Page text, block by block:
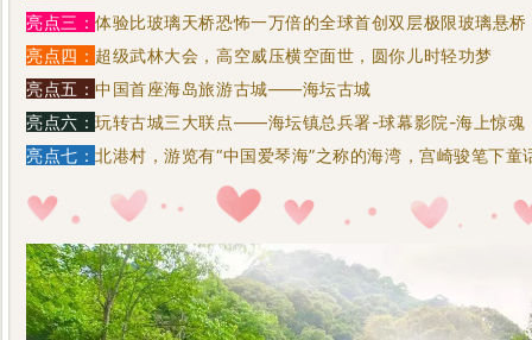
亮点三：体验比玻璃天桥恐怖一万倍的全球首创双层极限玻璃悬桥
亮点四： 超级武林大会，高空威压横空面世，圆你儿时轻功梦
亮点五：中国首座海岛旅游古城——海坛古城
亮点六：玩转古城三大联点——海坛镇总兵署-球幕影院-海上惊魂
亮点七：北港村，游览有“中国爱琴海”之称的海湾，宫崎骏笔下童